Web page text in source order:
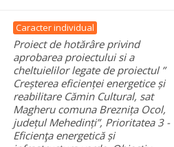
Caracter individual
Proiect de hotărâre privind
aprobarea proiectului si a
cheltuielilor legate de proiectul ”
Creșterea eficienței energetice și
reabilitare Cămin Cultural, sat
Magheru comuna Breznița Ocol,
județul Mehedinți”, Prioritatea 3 -
Eficienţa energetică și